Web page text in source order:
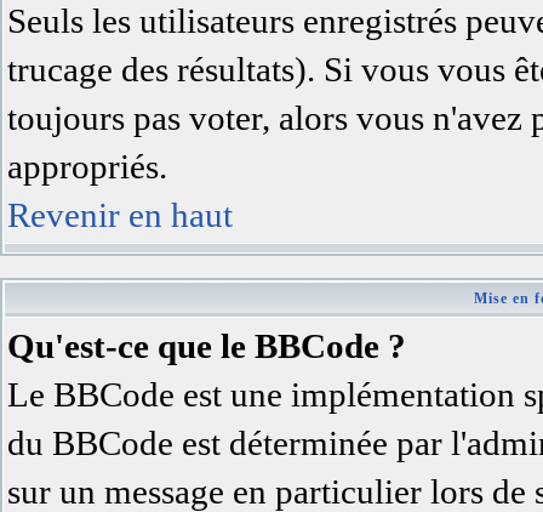
Seuls les utilisateurs enregistrés
trucage des résultats). Si vous vous
toujours pas voter, alors vous n'avez
appropriés.
Revenir en haut
Mise en
Qu'est-ce que le BBCode ?
Le BBCode est une
du BBCode est déterminée par
sur un message en particulier lors